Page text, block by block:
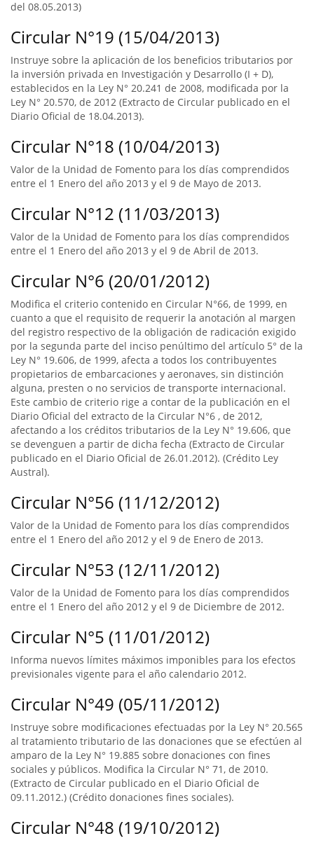
del 08.05.2013)
Circular N°19 (15/04/2013)
Instruye sobre la aplicación de los beneficios tributarios por
la inversión privada en Investigación y Desarrollo (I + D),
establecidos en la Ley N° 20.241 de 2008, modificada por la
Ley N° 20.570, de 2012 (Extracto de Circular publicado en el
Diario Oficial de 18.04.2013).
Circular N°18 (10/04/2013)
Valor de la Unidad de Fomento para los días comprendidos
entre el 1 Enero del año 2013 y el 9 de Mayo de 2013.
Circular N°12 (11/03/2013)
Valor de la Unidad de Fomento para los días comprendidos
entre el 1 Enero del año 2013 y el 9 de Abril de 2013.
Circular N°6 (20/01/2012)
Modifica el criterio contenido en Circular N°66, de 1999, en
cuanto a que el requisito de requerir la anotación al margen
del registro respectivo de la obligación de radicación exigido
por la segunda parte del inciso penúltimo del artículo 5° de la
Ley N° 19.606, de 1999, afecta a todos los contribuyentes
propietarios de embarcaciones y aeronaves, sin distinción
alguna, presten o no servicios de transporte internacional.
Este cambio de criterio rige a contar de la publicación en el
Diario Oficial del extracto de la Circular N°6 , de 2012,
afectando a los créditos tributarios de la Ley N° 19.606, que
se devenguen a partir de dicha fecha (Extracto de Circular
publicado en el Diario Oficial de 26.01.2012). (Crédito Ley
Austral).
Circular N°56 (11/12/2012)
Valor de la Unidad de Fomento para los días comprendidos
entre el 1 Enero del año 2012 y el 9 de Enero de 2013.
Circular N°53 (12/11/2012)
Valor de la Unidad de Fomento para los días comprendidos
entre el 1 Enero del año 2012 y el 9 de Diciembre de 2012.
Circular N°5 (11/01/2012)
Informa nuevos límites máximos imponibles para los efectos
previsionales vigente para el año calendario 2012.
Circular N°49 (05/11/2012)
Instruye sobre modificaciones efectuadas por la Ley N° 20.565
al tratamiento tributario de las donaciones que se efectúen al
amparo de la Ley N° 19.885 sobre donaciones con fines
sociales y públicos. Modifica la Circular N° 71, de 2010.
(Extracto de Circular publicado en el Diario Oficial de
09.11.2012.) (Crédito donaciones fines sociales).
Circular N°48 (19/10/2012)